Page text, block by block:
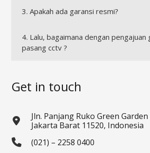
3. Apakah ada garansi resmi?
4. Lalu, bagaimana dengan pengajuan
pasang cctv ?
Get in touch
Jln. Panjang Ruko Green
Jakarta Barat 11520, Indonesia
(021) – 2258 0400